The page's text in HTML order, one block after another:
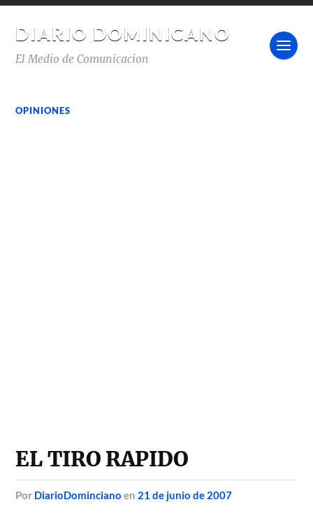
DIARIO DOMINICANO
El Medio de Comunicacion
OPINIONES
EL TIRO RAPIDO
por DiarioDominciano en 21 de junio de 2007